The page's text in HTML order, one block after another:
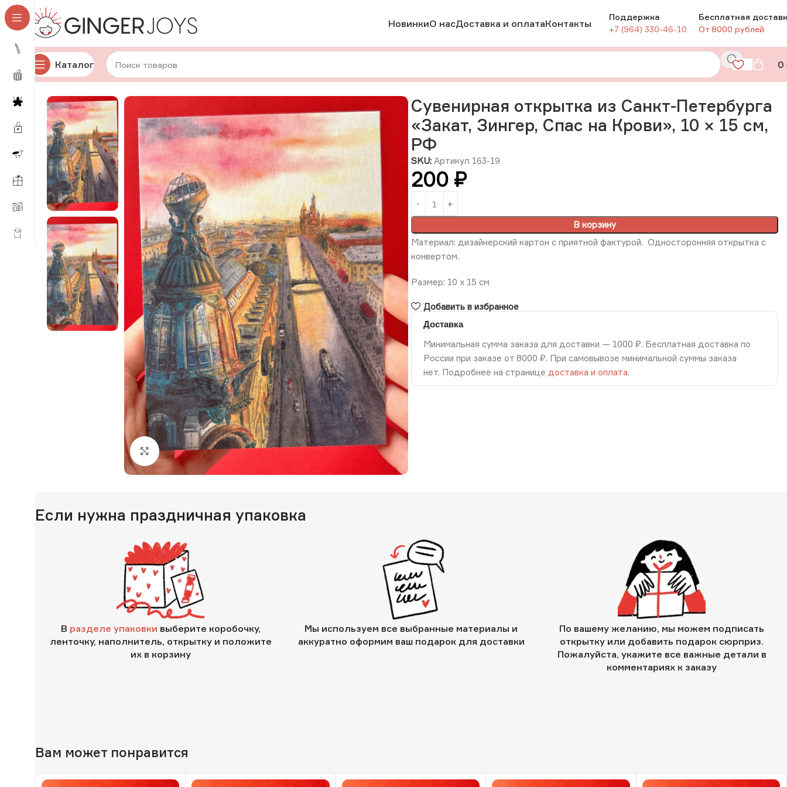
НовинкиО насДоставка и оплатаКонтакты
Поддержка
+7 (964) 330-46-10
Бесплатная
От 8000 рублей
Каталог 0
Главная Сувениры из СПб Сувенирные открытки Сувенирная открытка из Санкт-Петербурга «Закат, Зингер, Спас на Крови», 10 × 15 см, РФ
Нажмите, чтобы увеличить изображение
Сувенирная открытка из Санкт-Петербурга
«Закат, Зингер, Спас на Крови», 10 × 15 см,
РФ
SKU: Артикул 163-19
200 ₽
В корзину
Материал: дизайнерский картон с приятной фактурой. Односторонняя открытка с
конвертом.
Размер: 10 х 15 см
Добавить в избранное
Доставка
Минимальная сумма заказа для доставки — 1000 ₽. Бесплатная доставка по
России при заказе от 8000 ₽. При самовывозе минимальной суммы заказа
нет. Подробнее на странице доставка и оплата.
Если нужна праздничная упаковка
В разделе упаковки выберите коробочку,
ленточку, наполнитель, открытку и положите
их в корзину
Мы используем все выбранные материалы и
аккуратно оформим ваш подарок для доставки
По вашему желанию, мы можем подписать
открытку или добавить подарок сюрприз.
Пожалуйста, укажите все важные детали в
комментариях к заказу
Вам может понравится